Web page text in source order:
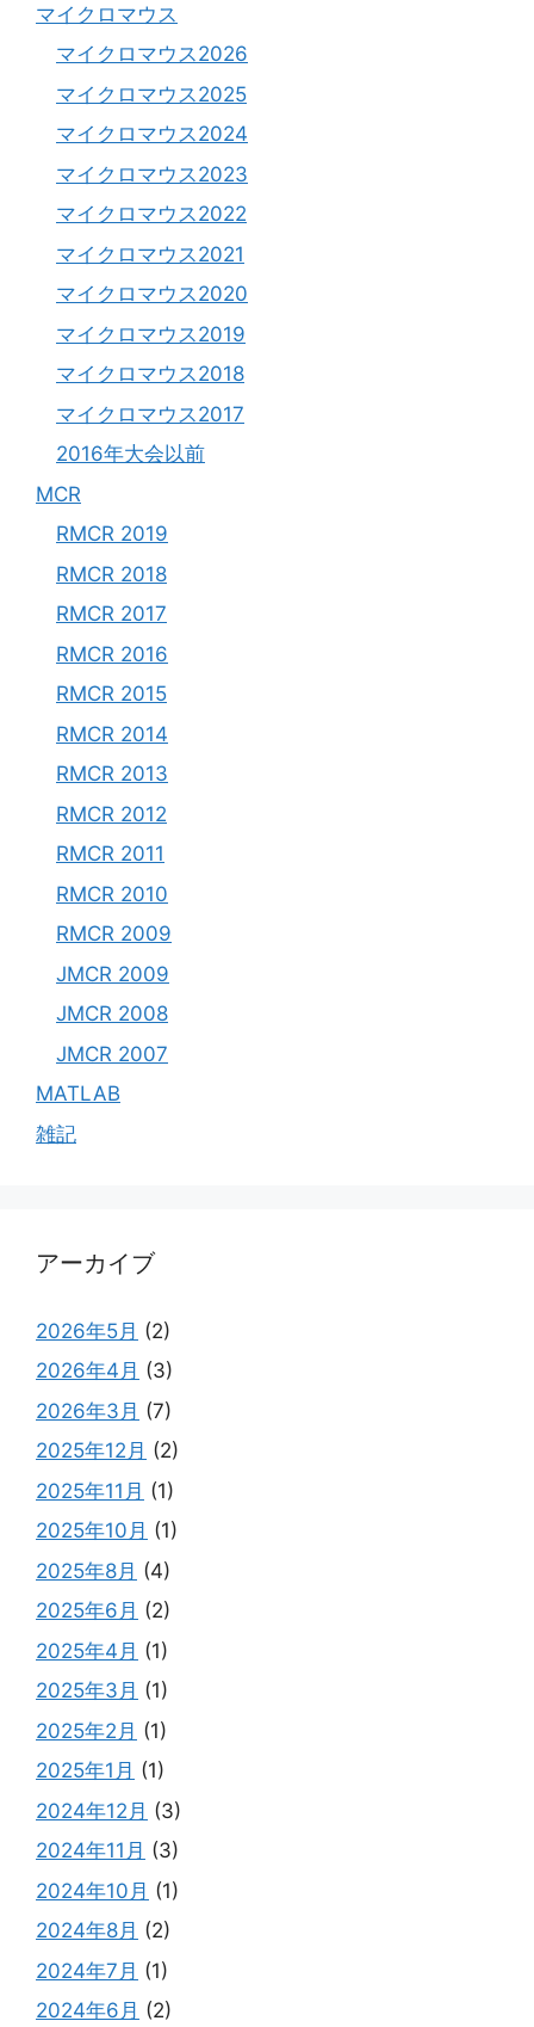
マイクロマウス
マイクロマウス2026
マイクロマウス2025
マイクロマウス2024
マイクロマウス2023
マイクロマウス2022
マイクロマウス2021
マイクロマウス2020
マイクロマウス2019
マイクロマウス2018
マイクロマウス2017
2016年大会以前
MCR
RMCR 2019
RMCR 2018
RMCR 2017
RMCR 2016
RMCR 2015
RMCR 2014
RMCR 2013
RMCR 2012
RMCR 2011
RMCR 2010
RMCR 2009
JMCR 2009
JMCR 2008
JMCR 2007
MATLAB
雑記
アーカイブ
2026年5月 (2)
2026年4月 (3)
2026年3月 (7)
2025年12月 (2)
2025年11月 (1)
2025年10月 (1)
2025年8月 (4)
2025年6月 (2)
2025年4月 (1)
2025年3月 (1)
2025年2月 (1)
2025年1月 (1)
2024年12月 (3)
2024年11月 (3)
2024年10月 (1)
2024年8月 (2)
2024年7月 (1)
2024年6月 (2)